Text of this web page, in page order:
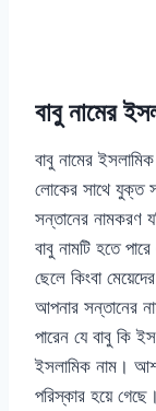
বাবু নামের
বাবু নামের
লোকের সাথে যুক্ত
সন্তানের নামকরণ
বাবু নামটি হতে
ছেলে কিংবা
আপনার সন্তানের
পারেন যে বাবু কি
ইসলামিক নাম।
পরিস্কার হয়ে গেছে।